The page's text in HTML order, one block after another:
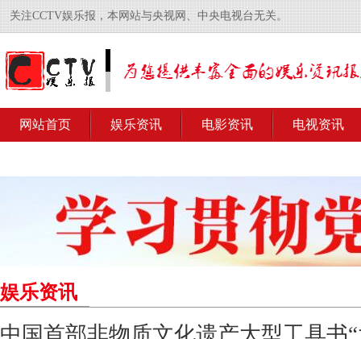
关注CCTV娱乐报，本网站与央视网、中央电视台无关。
网站首页 娱乐资讯 电影资讯 电视资讯
娱乐资讯
中国首部非物质文化遗产大型工具书